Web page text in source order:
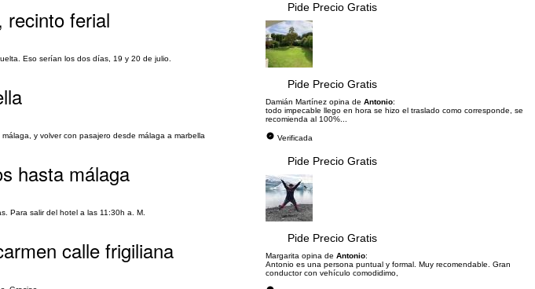
recinto ferial
Eso serían los dos días, 19 y 20 de julio.
Pide Precio Gratis
y volver con pasajero desde málaga a marbella
Pide Precio Gratis
hasta málaga
Para salir del hotel a las 11:30h a. M.
Pide Precio Gratis
calle frigiliana Pide Precio Gratis
Damián Martínez opina de Antonio:
todo impecable llego en hora se hizo el traslado como corresponde, se
recomienda al 100%...
Verificada
Margarita opina de Antonio:
Antonio es una persona puntual y formal. Muy recomendable. Gran
conductor con vehículo comodidimo,